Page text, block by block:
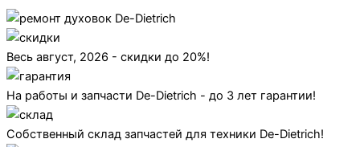
Весь август, 2026 - скидки до 20%!
На работы и запчасти De-Dietrich - до 3 лет гарантии!
Собственный склад запчастей для техники De-Dietrich!